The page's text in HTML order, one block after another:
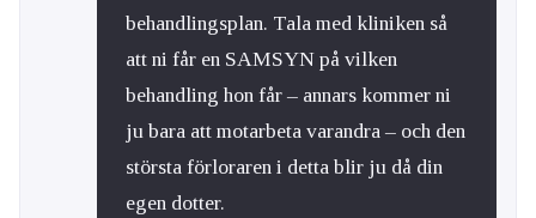
behandlingsplan. Tala med kliniken så
att ni får en SAMSYN på vilken
behandling hon får – annars kommer ni
ju bara att motarbeta varandra – och den
största förloraren i detta blir ju då din
egen dotter.